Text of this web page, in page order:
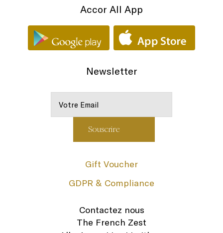
Accor All App
Newsletter
Gift Voucher
GDPR & Compliance
Contactez nous
The French Zest